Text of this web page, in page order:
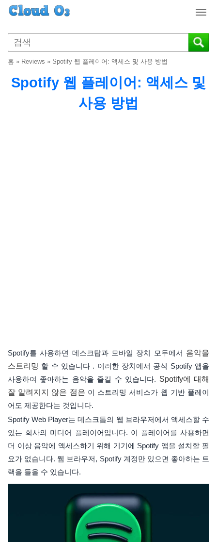
T
g
g
n
a
홈 » Reviews » Spotify 웹 플레이어: 액세스 및 사용 방법
Spotify 웹 플레이어: 액세스 및
사용 방법
Spotify를 사용하면 데스크탑과 모바일 장치 모두에서 음악을
스트리밍 할 수 있습니다 . 이러한 장치에서 공식 Spotify 앱을
사용하여 좋아하는 음악을 즐길 수 있습니다. Spotify에 대해
잘 알려지지 않은 점은 이 스트리밍 서비스가 웹 기반 플레이
어도 제공한다는 것입니다.
Spotify Web Player는 데스크톱의 웹 브라우저에서 액세스할 수
있는 회사의 미디어 플레이어입니다. 이 플레이어를 사용하면
더 이상 음악에 액세스하기 위해 기기에 Spotify 앱을 설치할 필
요가 없습니다. 웹 브라우저, Spotify 계정만 있으면 좋아하는 트
랙을 들을 수 있습니다.